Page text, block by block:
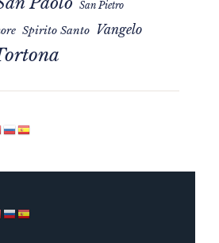
San Pietro
Spirito Santo Vangelo